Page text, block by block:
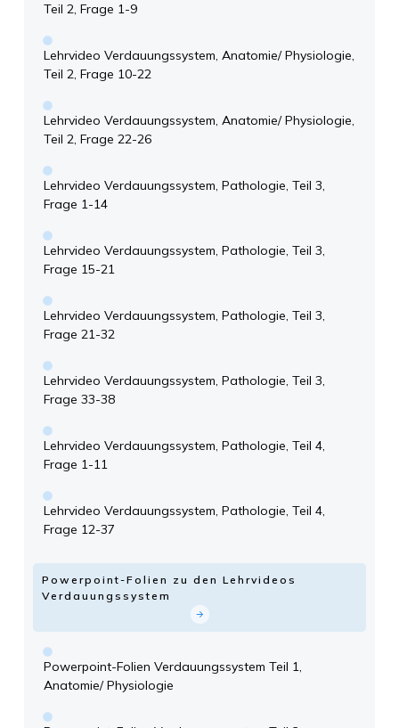
Teil 2, Frage 1-9
Lehrvideo Verdauungssystem, Anatomie/ Physiologie,
Teil 2, Frage 10-22
Lehrvideo Verdauungssystem, Anatomie/ Physiologie,
Teil 2, Frage 22-26
Lehrvideo Verdauungssystem, Pathologie, Teil 3,
Frage 1-14
Lehrvideo Verdauungssystem, Pathologie, Teil 3,
Frage 15-21
Lehrvideo Verdauungssystem, Pathologie, Teil 3,
Frage 21-32
Lehrvideo Verdauungssystem, Pathologie, Teil 3,
Frage 33-38
Lehrvideo Verdauungssystem, Pathologie, Teil 4,
Frage 1-11
Lehrvideo Verdauungssystem, Pathologie, Teil 4,
Frage 12-37
Powerpoint-Folien zu den Lehrvideos
Verdauungssystem
Powerpoint-Folien Verdauungssystem Teil 1,
Anatomie/ Physiologie